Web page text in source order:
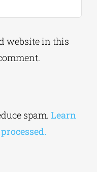
website in this
spam. Learn